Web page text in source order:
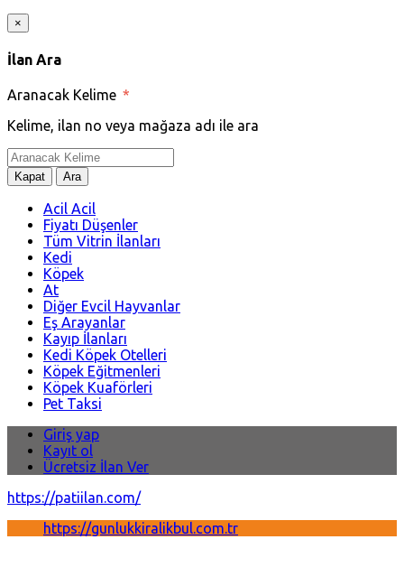
×
İlan Ara
Aranacak Kelime *
Kelime, ilan no veya mağaza adı ile ara
Kapat Ara
Acil Acil
Fiyatı Düşenler
Tüm Vitrin İlanları
Kedi
Köpek
At
Diğer Evcil Hayvanlar
Eş Arayanlar
Kayıp İlanları
Kedi Köpek Otelleri
Köpek Eğitmenleri
Köpek Kuaförleri
Pet Taksi
Giriş yap
Kayıt ol
Ücretsiz İlan Ver
https://patiilan.com/
https://gunlukkiralikbul.com.tr